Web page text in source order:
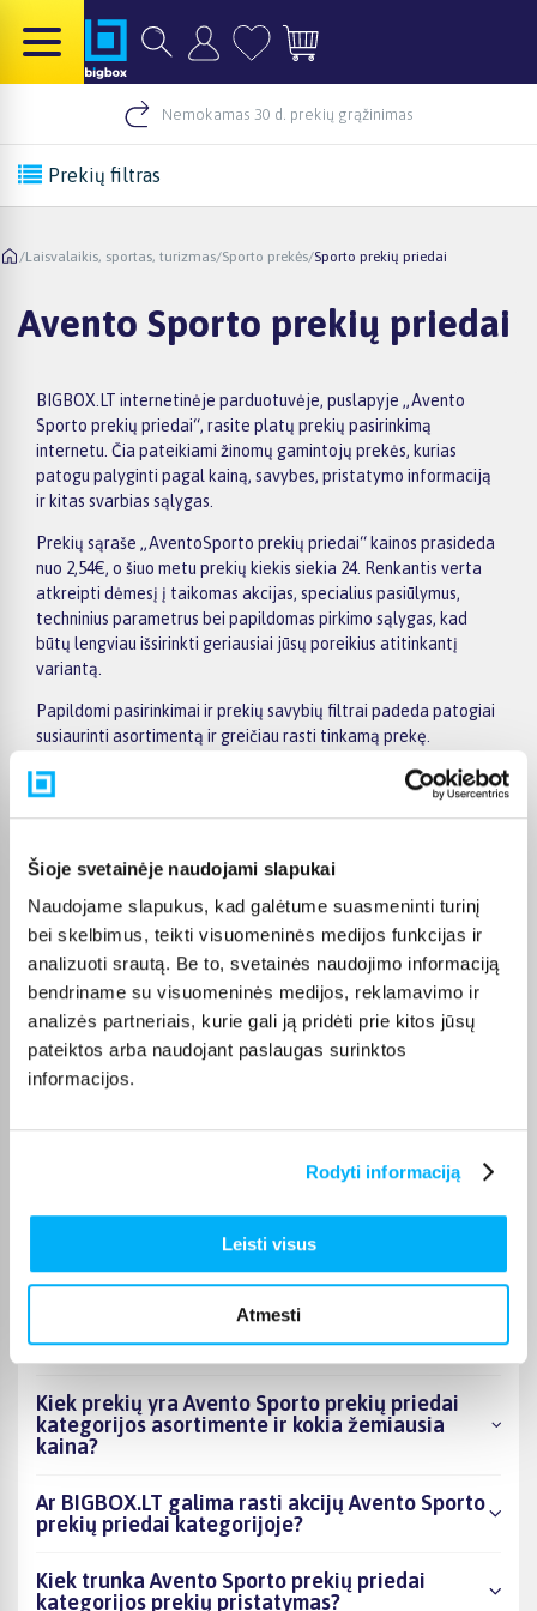
Šioje svetainėje naudojami slapukai
Naudojame slapukus, kad galėtume suasmeninti turinį
bei skelbimus, teikti visuomeninės medijos funkcijas ir
analizuoti srautą. Be to, svetainės naudojimo informaciją
bendriname su visuomeninės medijos, reklamavimo ir
analizės partneriais, kurie gali ją pridėti prie kitos jūsų
pateiktos arba naudojant paslaugas surinktos
informacijos.
Rodyti informaciją
Leisti visus
Atmesti
Nemokamas 30 d. prekių grąžinimas
Prekių filtras
/Laisvalaikis, sportas, turizmas/Sporto prekės/Sporto prekių priedai
Avento Sporto prekių priedai
BIGBOX.LT internetinėje parduotuvėje, puslapyje „Avento
Sporto prekių priedai“, rasite platų prekių pasirinkimą
internetu. Čia pateikiami žinomų gamintojų prekės, kurias
patogu palyginti pagal kainą, savybes, pristatymo informaciją
ir kitas svarbias sąlygas.
Prekių sąraše „AventoSporto prekių priedai“ kainos prasideda
nuo 2,54€, o šiuo metu prekių kiekis siekia 24. Renkantis verta
atkreipti dėmesį į taikomas akcijas, specialius pasiūlymus,
techninius parametrus bei papildomas pirkimo sąlygas, kad
būtų lengviau išsirinkti geriausiai jūsų poreikius atitinkantį
variantą.
Papildomi pasirinkimai ir prekių savybių filtrai padeda patogiai
susiaurinti asortimentą ir greičiau rasti tinkamą prekę.
BIGBOX.LT, palyginkite prekes ir pirkite internetu patogiai.
Pirkėjų atsiliepimai apie prekes
Vygantas G.
Kokie Avento Sporto prekių priedai
kategorijoje esantys produktai šiuo metu
populiariausi?
Kiek prekių yra Avento Sporto prekių priedai
kategorijos asortimente ir kokia žemiausia
kaina?
Ar BIGBOX.LT galima rasti akcijų Avento Sporto
prekių priedai kategorijoje?
Kiek trunka Avento Sporto prekių priedai
kategorijos prekių pristatymas?